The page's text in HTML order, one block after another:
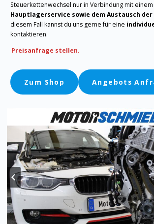
Steuerkettenwechsel nur in Verbindung mit einem
Hauptlagerservice sowie dem Austausch der
diesem Fall kannst du uns gerne für eine
kontaktieren.
Preisanfrage stellen.
Zum Shop Angebots